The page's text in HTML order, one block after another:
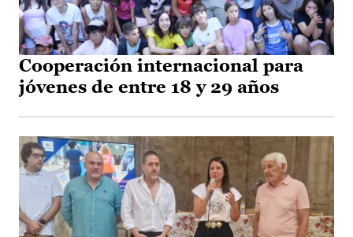
Cooperación internacional para
jóvenes de entre 18 y 29 años